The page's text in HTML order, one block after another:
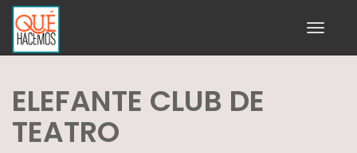
Toggle
ELEFANTE CLUB DE
TEATRO